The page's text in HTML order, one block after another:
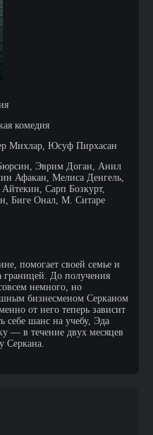
комедия
Михлар, Юсуф Пирхасан
Эврим Доган, Анил
Афакан, Мелиса Денгель,
Сарп Бозкурт,
Биге Онал, М. Ситаре
помогает своей семье и
границей. До получения
немного, но
бизнесменом Серканом
от него теперь зависит
себе шанс на учебу, Эда
— в течение двух месяцев
Серкана.